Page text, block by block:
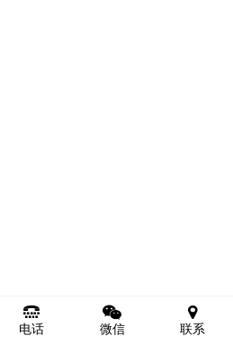
电话 微信 联系